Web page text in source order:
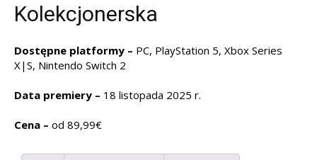
Kolekcjonerska
Dostępne platformy – PC, PlayStation 5, Xbox Series
X|S, Nintendo Switch 2
Data premiery – 18 listopada 2025 r.
Cena – od 89,99€